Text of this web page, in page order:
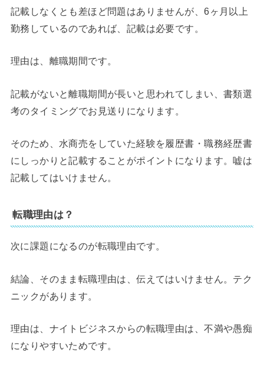
記載しなくとも差ほど問題はありませんが、6ヶ月以上
勤務しているのであれば、記載は必要です。
理由は、離職期間です。
記載がないと離職期間が長いと思われてしまい、書類選
考のタイミングでお見送りになります。
そのため、水商売をしていた経験を履歴書・職務経歴書
にしっかりと記載することがポイントになります。嘘は
記載してはいけません。
転職理由は？
次に課題になるのが転職理由です。
結論、そのまま転職理由は、伝えてはいけません。テク
ニックがあります。
理由は、ナイトビジネスからの転職理由は、不満や愚痴
になりやすいためです。